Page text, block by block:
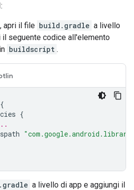
apri il file build.gradle a livello
il seguente codice all'elemento
in buildscript .
{
{
a livello di app e aggiungi il